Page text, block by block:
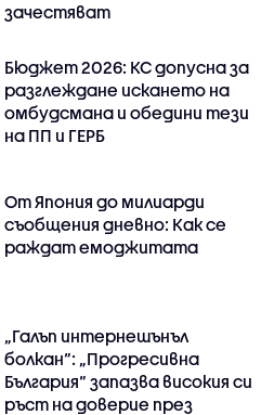
зачестяват
Бюджет 2026: КС допусна за
разглеждане искането на
омбудсмана и обедини тези
на ПП и ГЕРБ
От Япония до милиарди
съобщения дневно: Как се
раждат емоджитата
„Галъп интернешънъл
болкан“: „Прогресивна
България“ запазва високия си
ръст на доверие през